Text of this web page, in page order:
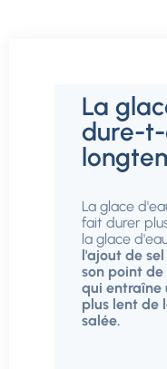
La
dure-
La glace
fait durer
la glace
l'ajout de
son point
qui entraîne
plus lent de
salée.